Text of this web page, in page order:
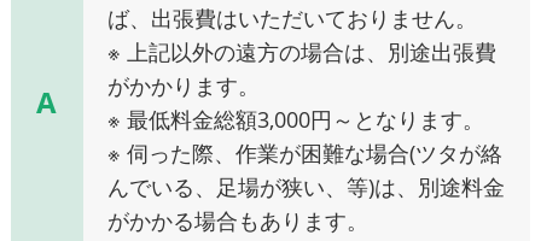
A
ば、出張費はいただいておりません。
※ 上記以外の遠方の場合は、別途出張費
がかかります。
※ 最低料金総額3,000円～となります。
※ 伺った際、作業が困難な場合(ツタが絡
んでいる、足場が狭い、等)は、別途料金
がかかる場合もあります。